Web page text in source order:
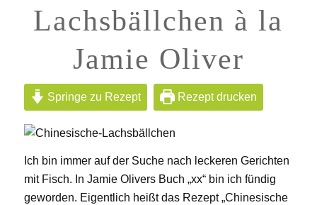
Lachsbällchen à la
Jamie Oliver
Springe zu Rezept Rezept drucken
Ich bin immer auf der Suche nach leckeren Gerichten
mit Fisch. In Jamie Olivers Buch „xx“ bin ich fündig
geworden. Eigentlich heißt das Rezept „Chinesische